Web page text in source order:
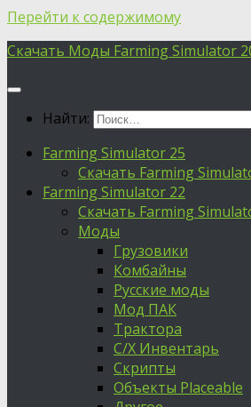
Перейти к содержимому
Скачать Моды Farming Simulator
Найти:
Farming Simulator 25
Скачать Farming
Farming Simulator 22
Скачать Farming
Моды
Грузовики
Комбайны
Русские моды
Мод ПАК
Трактора
С/Х Инвентарь
Скрипты
Объекты Placeable